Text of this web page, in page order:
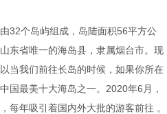
个岛屿组成，岛陆面积56平方公
东省唯一的海岛县，隶属烟台市。现
当我们前往长岛的时候，如果你所在
国最美十大海岛之一。2020年6月，
每年吸引着国内外大批的游客前往 。